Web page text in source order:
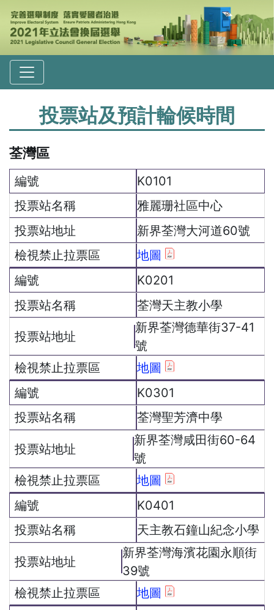
投票站及預計輪候時間
荃灣區
K0101
雅麗珊社區中心
新界荃灣大河道60號
地圖
K0201
荃灣天主教小學
新界荃灣德華街37-41
號
地圖
K0301
荃灣聖芳濟中學
新界荃灣咸田街60-64
號
地圖
K0401
天主教石鐘山紀念小學
新界荃灣海濱花園永順街
39號
地圖